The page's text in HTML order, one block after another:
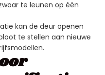
te leunen op één
kan de deur openen
te stellen aan nieuwe